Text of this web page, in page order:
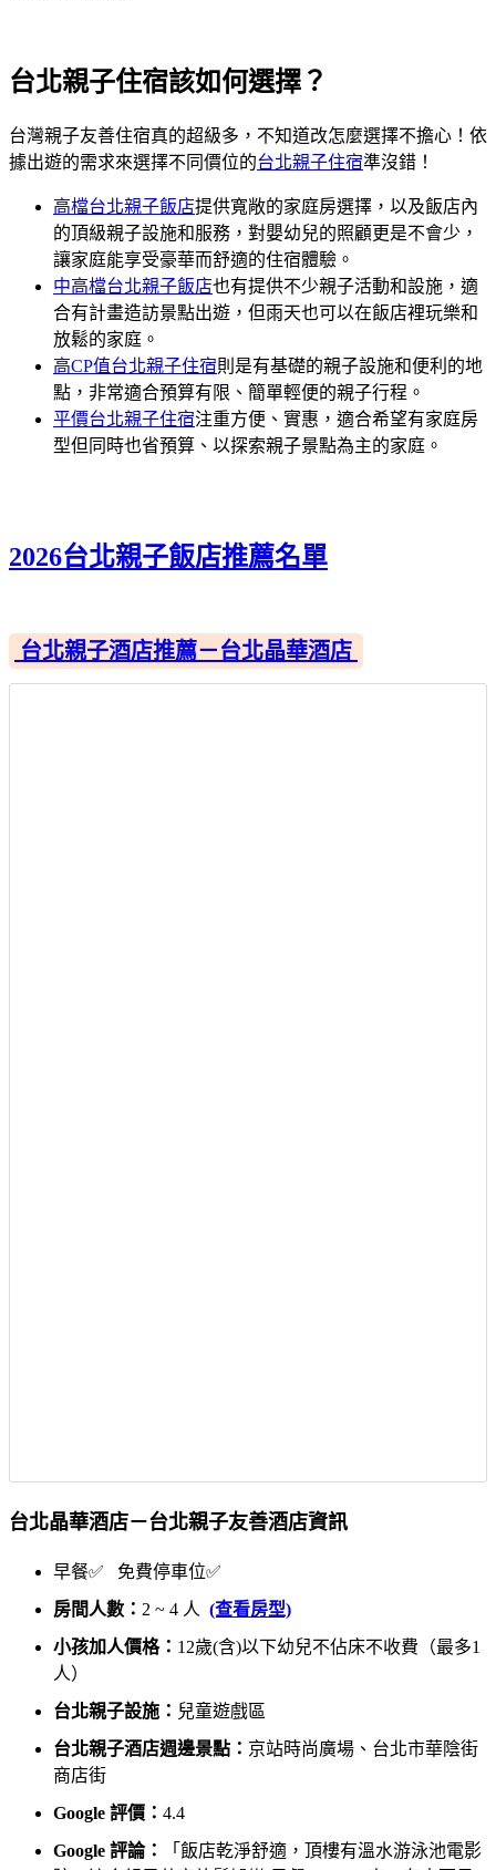
台北親子住宿該如何選擇？
台灣親子友善住宿真的超級多，不知道改怎麼選擇不擔心！依
據出遊的需求來選擇不同價位的台北親子住宿準沒錯！
高檔台北親子飯店提供寬敞的家庭房選擇，以及飯店內
的頂級親子設施和服務，對嬰幼兒的照顧更是不會少，
讓家庭能享受豪華而舒適的住宿體驗。
中高檔台北親子飯店也有提供不少親子活動和設施，適
合有計畫造訪景點出遊，但雨天也可以在飯店裡玩樂和
放鬆的家庭。
高CP值台北親子住宿則是有基礎的親子設施和便利的地
點，非常適合預算有限、簡單輕便的親子行程。
平價台北親子住宿注重方便、實惠，適合希望有家庭房
型但同時也省預算、以探索親子景點為主的家庭。
2026台北親子飯店推薦名單
台北親子酒店推薦－台北晶華酒店
台北晶華酒店－台北親子友善酒店資訊
早餐✅ 免費停車位✅
房間人數： 2 ~ 4 人 (查看房型)
小孩加人價格： 12歲(含)以下幼兒不佔床不收費（最多1
人）
台北親子設施： 兒童遊戲區
台北親子酒店週邊景點： 京站時尚廣場、台北市華陰街
商店街
Google 評價： 4.4
Google 評論：
「飯店乾淨舒適，頂樓有溫水游泳池電影